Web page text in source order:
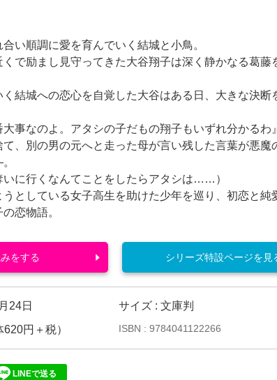
い順調に愛を育んでいく結城と小鳥。
で励まし見守ってきた大谷翔子は深く静かなる葛藤
く結城への恋心を自覚した大谷はある日、大きな決断
大事なのよ。アタシの子だもの翔子もいずれ分かるわ
、別の男の元へと走った母が言い残した言葉が悪魔
いに行くなんてことをしたらアタシは……）
としている女子高生を助けた少年を巡り、初恋と純
恋物語。
24日
サイズ : 文庫判
円＋税）
ISBN : 9784041122266
LINEで送る
をする シリーズ特設ページを見